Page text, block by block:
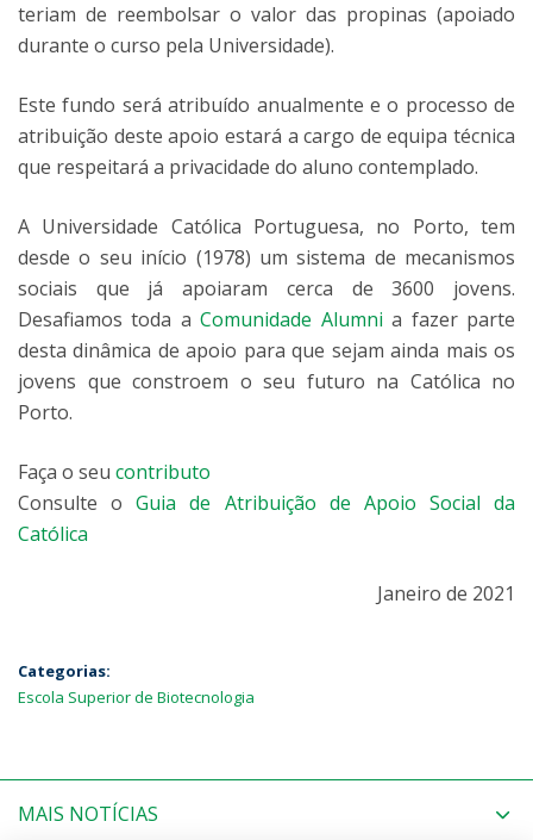
teriam de reembolsar o valor das propinas (apoiado
durante o curso pela Universidade).
Este fundo será atribuído anualmente e o processo de
atribuição deste apoio estará a cargo de equipa técnica
que respeitará a privacidade do aluno contemplado.
A Universidade Católica Portuguesa, no Porto, tem
desde o seu início (1978) um sistema de mecanismos
sociais que já apoiaram cerca de 3600 jovens.
Desafiamos toda aComunidade Alumni a fazer parte
desta dinâmica de apoio para que sejam ainda mais os
jovens que constroem o seu futuro na Católica no
Porto.
Faça o seu contributo
Consulte oGuia de Atribuição de Apoio Social da
Católica
Janeiro de 2021
Categorias:
Escola Superior de Biotecnologia
MAIS NOTÍCIAS